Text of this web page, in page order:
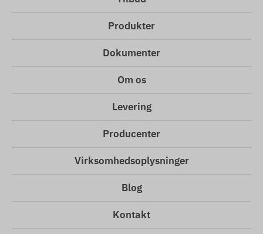
Produkter
Dokumenter
Om os
Levering
Producenter
Virksomhedsoplysninger
Blog
Kontakt